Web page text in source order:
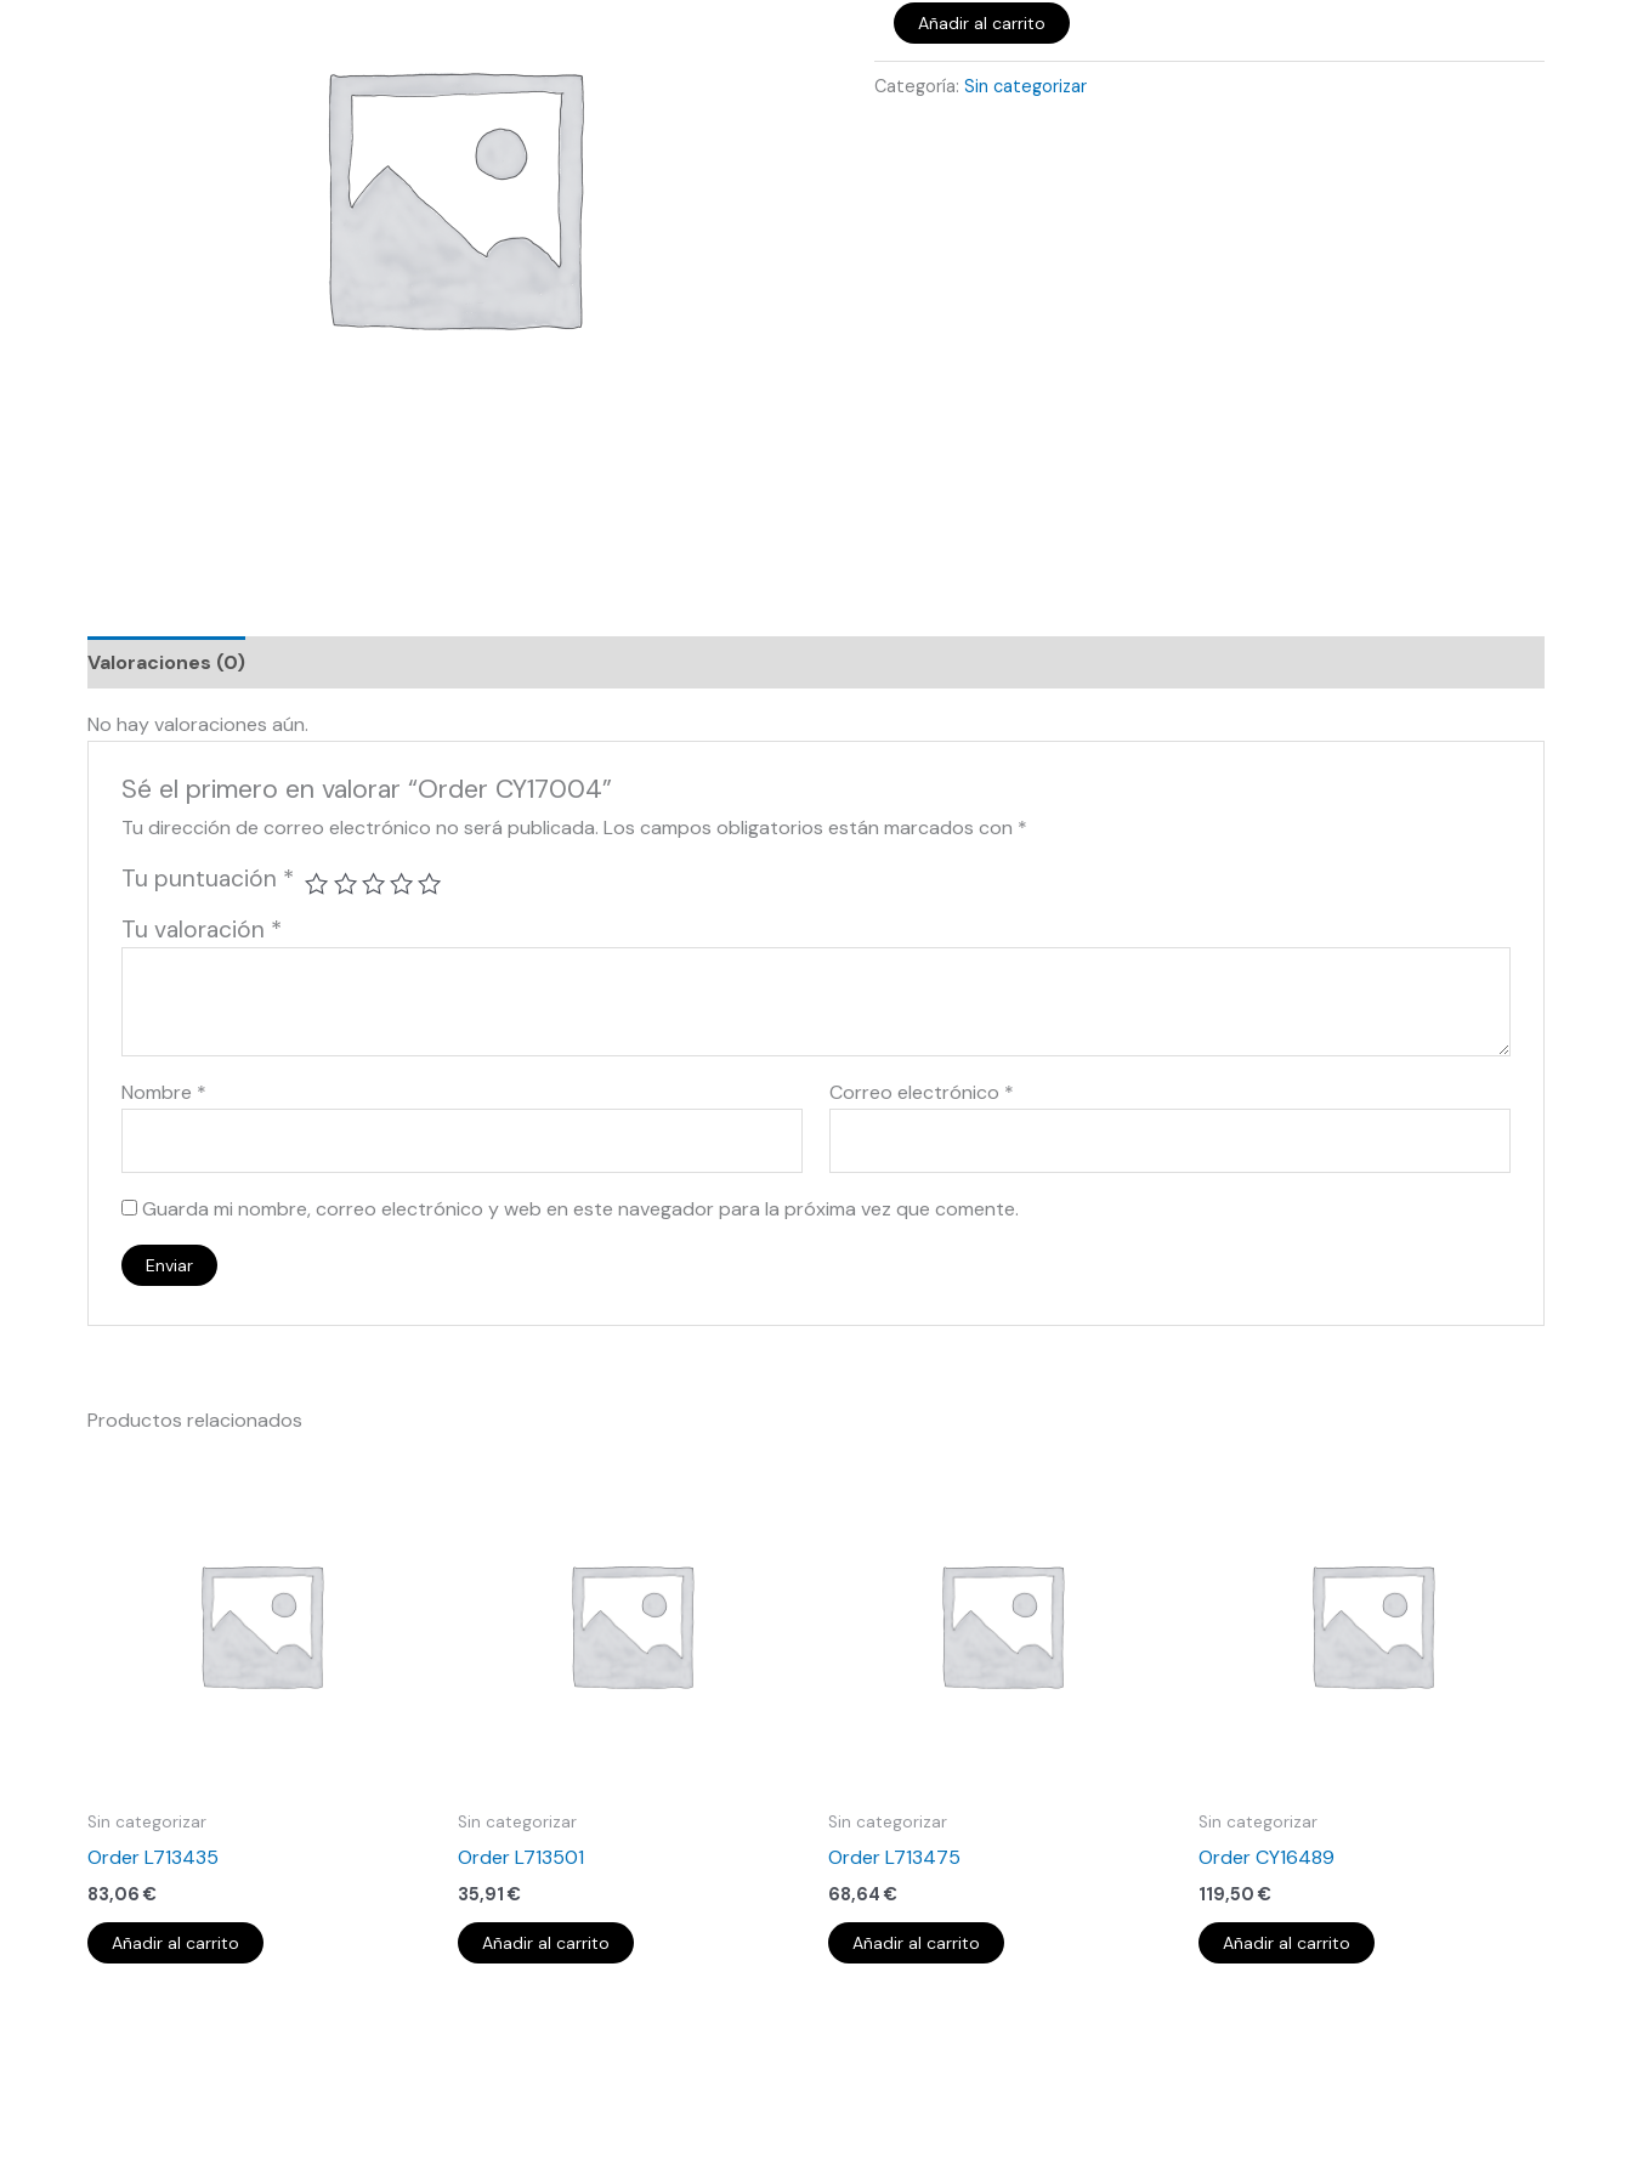
Añadir al carrito
Categoría: Sin categorizar
Valoraciones (0)
No hay valoraciones aún.
Sé el primero en valorar “Order CY17004”
Tu dirección de correo electrónico no será publicada. Los campos obligatorios están marcados con *
Tu puntuación *
Tu valoración *
Nombre * Correo electrónico *
Guarda mi nombre, correo electrónico y web en este navegador para la próxima vez que comente.
Productos relacionados
Sin categorizar
Order L713435
83,06 €
Añadir al carrito
Sin categorizar
Order L713501
35,91 €
Añadir al carrito
Sin categorizar
Order L713475
68,64 €
Añadir al carrito
Sin categorizar
Order CY16489
119,50 €
Añadir al carrito